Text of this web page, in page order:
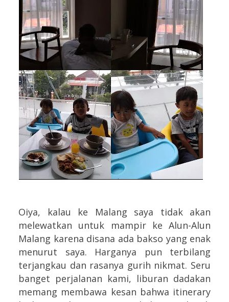
Oiya, kalau ke Malang saya tidak akan
melewatkan untuk mampir ke Alun-Alun
Malang karena disana ada bakso yang enak
menurut saya. Harganya pun terbilang
terjangkau dan rasanya gurih nikmat. Seru
banget perjalanan kami, liburan dadakan
memang membawa kesan bahwa itinerary